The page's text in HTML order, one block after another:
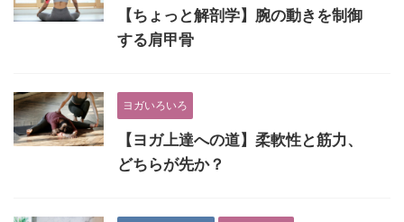
【ちょっと解剖学】腕の動きを制御
する肩甲骨
ヨガいろいろ
【ヨガ上達への道】柔軟性と筋力、
どちらが先か？